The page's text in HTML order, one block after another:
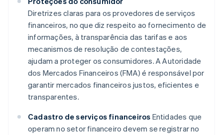
Diretrizes claras para os provedores de serviços
financeiros, no que diz respeito ao fornecimento de
informações, à transparência das tarifas e aos
mecanismos de resolução de contestações,
ajudam a proteger os consumidores. A Autoridade
dos Mercados Financeiros (FMA) é responsável por
garantir mercados financeiros justos, eficientes e
transparentes.
Cadastro de serviços financeiros Entidades que
operam no setor financeiro devem se registrar no